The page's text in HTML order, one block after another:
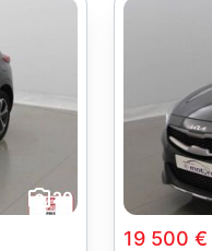
20
19 500 €